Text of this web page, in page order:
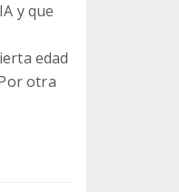
y que
edad
otra